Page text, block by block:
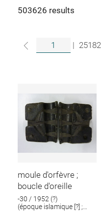
503626 results
| 25182
moule d'orfèvre ;
boucle d'oreille
-30 / 1952 (?)
(époque islamique [?] ;